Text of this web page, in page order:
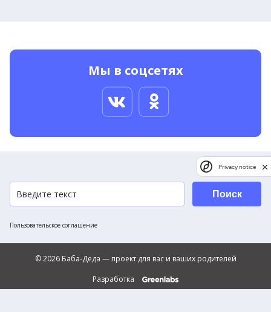
Мы в соцсетях
Пользовательское соглашение
Поиск
© 2026 Баба-Деда — проект для вас и ваших родителей
Разработка
Privacy notice